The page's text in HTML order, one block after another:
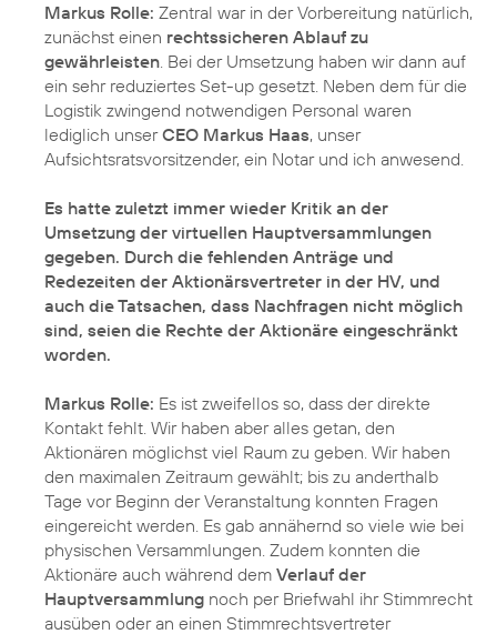
Markus Rolle: Zentral war in der Vorbereitung natürlich,
zunächst einen rechtssicheren Ablauf zu
gewährleisten. Bei der Umsetzung haben wir dann auf
ein sehr reduziertes Set-up gesetzt. Neben dem für die
Logistik zwingend notwendigen Personal waren
lediglich unserCEO Markus Haas, unser
Aufsichtsratsvorsitzender, ein Notar und ich anwesend.
Es hatte zuletzt immer wieder Kritik an der
Umsetzung der virtuellen Hauptversammlungen
gegeben. Durch die fehlenden Anträge und
Redezeiten der Aktionärsvertreter in der HV, und
auch die Tatsachen, dass Nachfragen nicht möglich
sind, seien die Rechte der Aktionäre eingeschränkt
worden.
Markus Rolle: Es ist zweifellos so, dass der direkte
Kontakt fehlt. Wir haben aber alles getan, den
Aktionären möglichst viel Raum zu geben. Wir haben
den maximalen Zeitraum gewählt; bis zu anderthalb
Tage vor Beginn der Veranstaltung konnten Fragen
eingereicht werden. Es gab annähernd so viele wie bei
physischen Versammlungen. Zudem konnten die
Aktionäre auch während dem Verlauf der
Hauptversammlung noch per Briefwahl ihr Stimmrecht
ausüben oder an einen Stimmrechtsvertreter